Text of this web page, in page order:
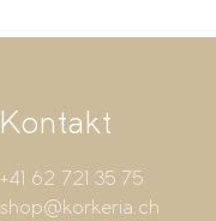
Kontakt
+41 62 721 35 75
shop@korkeria.ch